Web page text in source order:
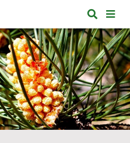
Alternar
de
de